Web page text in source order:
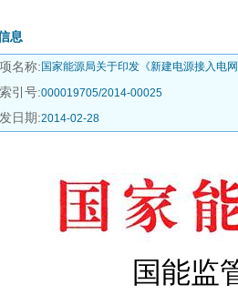
息
名称: 国家能源局关于印发《新建电源接入电
索引号:000019705/2014-00025
日期:2014-02-28
国能监